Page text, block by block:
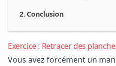
Conclusion
Exercice : Retracer des
Vous avez forcément un